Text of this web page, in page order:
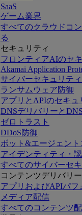
SaaS
ゲーム業界
すべてのクラウドコ
る
セキュリティ
フロンティアAIのセ
Akamai Application
サイバーセキュリテ
ランサムウェア防御
アプリとAPIのセキュ
DNSデリバリーと
ゼロトラスト
DDoS防御
ボット&エージェン
アイデンティティ・
すべてのサイバーセ
コンテンツデリバリー
アプリおよびAPIパフ
メディア配信
すべてのコンテンツ